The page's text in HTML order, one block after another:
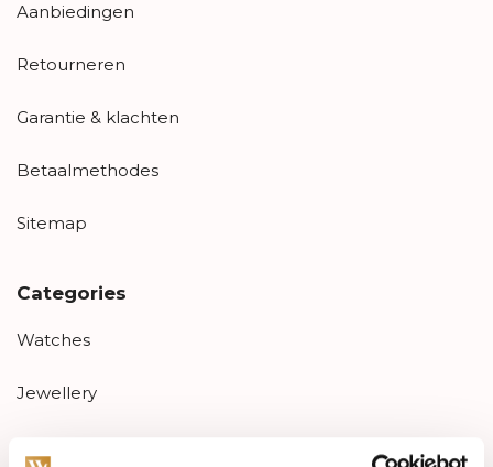
Aanbiedingen
Retourneren
Garantie & klachten
Betaalmethodes
Sitemap
Categories
Watches
Jewellery